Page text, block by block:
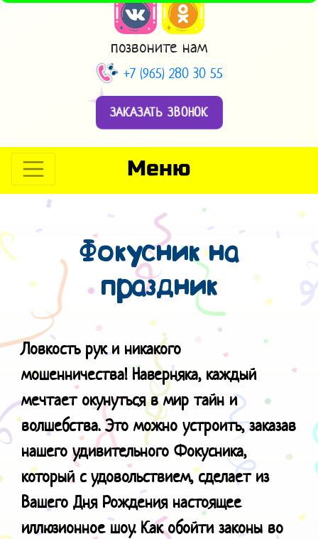
позвоните нам
+7 (965) 280 30 55
ЗАКАЗАТЬ ЗВОНОК
Меню
Фокусник на
праздник
Ловкость рук и никакого
мошенничества! Наверняка, каждый
мечтает окунуться в мир тайн и
волшебства. Это можно устроить, заказав
нашего удивительного Фокусника,
который с удовольствием, сделает из
Вашего Дня Рождения настоящее
иллюзионное шоу. Как обойти законы во